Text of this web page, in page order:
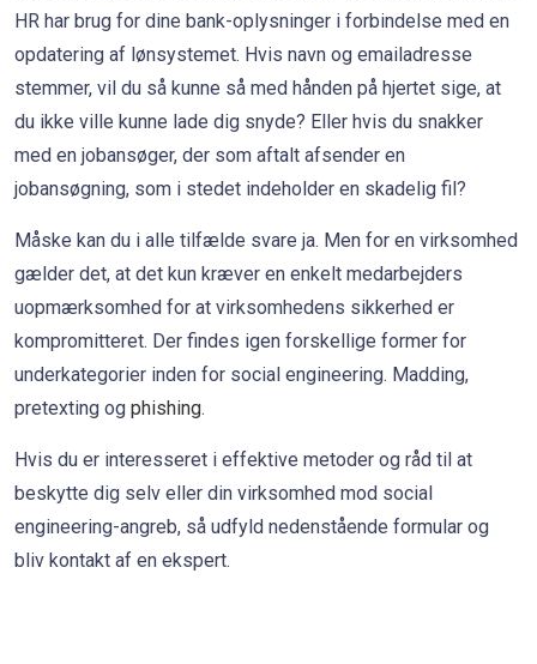
HR har brug for dine bank-oplysninger i forbindelse med en
opdatering af lønsystemet. Hvis navn og emailadresse
stemmer, vil du så kunne så med hånden på hjertet sige, at
du ikke ville kunne lade dig snyde? Eller hvis du snakker
med en jobansøger, der som aftalt afsender en
jobansøgning, som i stedet indeholder en skadelig fil?
Måske kan du i alle tilfælde svare ja. Men for en virksomhed
gælder det, at det kun kræver en enkelt medarbejders
uopmærksomhed for at virksomhedens sikkerhed er
kompromitteret. Der findes igen forskellige former for
underkategorier inden for social engineering. Madding,
pretexting og phishing.
Hvis du er interesseret i effektive metoder og råd til at
beskytte dig selv eller din virksomhed mod social
engineering-angreb, så udfyld nedenstående formular og
bliv kontakt af en ekspert.